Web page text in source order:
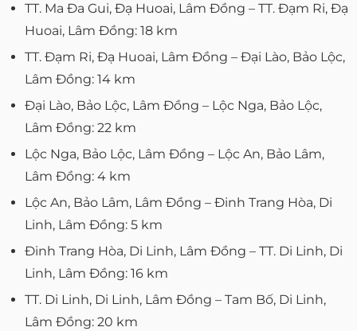
TT. Ma Đa Gui, Đạ Huoai, Lâm Đồng – TT. Đạm Ri, Đạ
Huoai, Lâm Đồng: 18 km
TT. Đạm Ri, Đạ Huoai, Lâm Đồng – Đại Lào, Bảo Lộc,
Lâm Đồng: 14 km
Đại Lào, Bảo Lộc, Lâm Đồng – Lộc Nga, Bảo Lộc,
Lâm Đồng: 22 km
Lộc Nga, Bảo Lộc, Lâm Đồng – Lộc An, Bảo Lâm,
Lâm Đồng: 4 km
Lộc An, Bảo Lâm, Lâm Đồng – Đinh Trang Hòa, Di
Linh, Lâm Đồng: 5 km
Đinh Trang Hòa, Di Linh, Lâm Đồng – TT. Di Linh, Di
Linh, Lâm Đồng: 16 km
TT. Di Linh, Di Linh, Lâm Đồng – Tam Bố, Di Linh,
Lâm Đồng: 20 km